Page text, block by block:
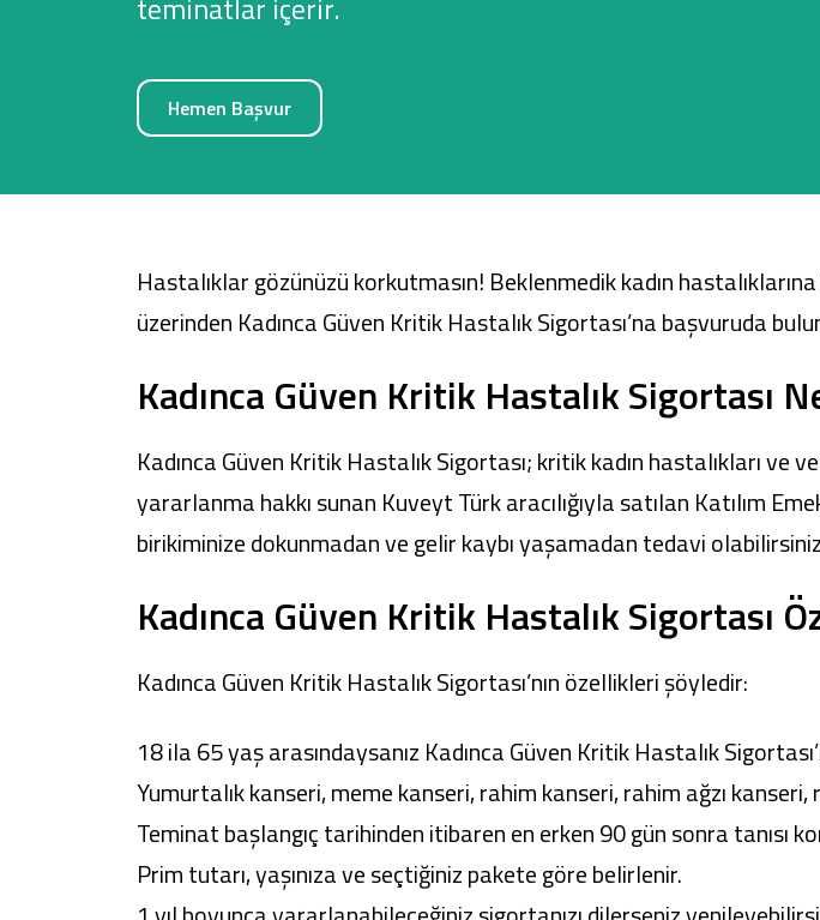
Sağlam Kart
Yatırım Fonları Yatırım
Hemen Başvur
Hastalıklar gözünüzü korkutmasın! Beklenmedik kadın
üzerinden Kadınca Güven Kritik Hastalık Sigortası’na başvuruda
Kadınca Güven Kritik Hastalık Sigortası
Kadınca Güven Kritik Hastalık Sigortası; kritik kadın hastalıkları
yararlanma hakkı sunan Kuveyt Türk aracılığıyla satılan Katılım
birikiminize dokunmadan ve gelir kaybı yaşamadan tedavi
Kadınca Güven Kritik Hastalık Sigortası
Kadınca Güven Kritik Hastalık Sigortası’nın özellikleri şöyledir:
18 ila 65 yaş arasındaysanız Kadınca Güven Kritik Hastalık
Yumurtalık kanseri, meme kanseri, rahim kanseri, rahim ağzı
Teminat başlangıç tarihinden itibaren en erken 90 gün sonra tanısı
Prim tutarı, yaşınıza ve seçtiğiniz pakete göre belirlenir.